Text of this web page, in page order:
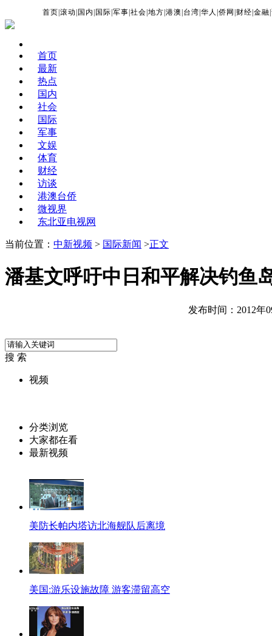
首页 |滚动 国内 国际 |军事 |社会 |地方 |港澳 台湾 |华人 |侨网 财经 |金融 |
首页
最新
热点
国内
社会
国际
军事
文娱
体育
财经
访谈
港澳台侨
微视界
东北亚电视网
当前位置： 中新视频 > 国际新闻 >正文
潘基文呼吁中日和平解决钓鱼
发布时间：2012年
搜 索
视频
分类浏览
大家都在看
最新视频
美防长帕内塔访北海舰队后离境
美国:游乐设施故障 游客滞留高空